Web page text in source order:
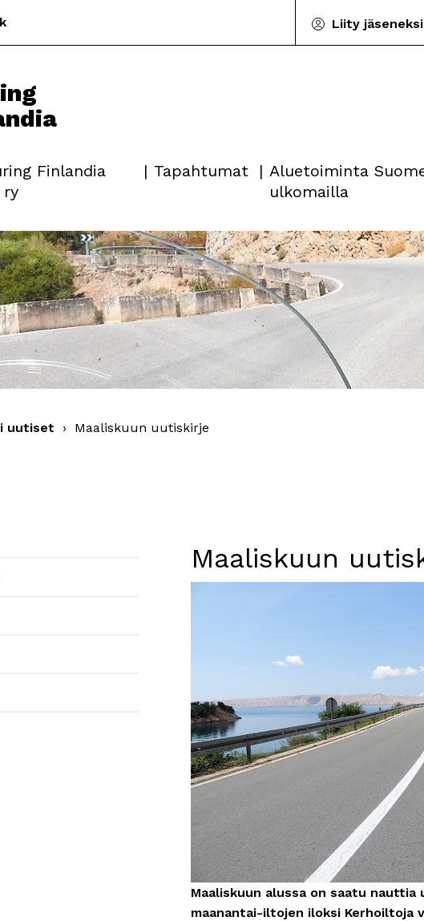
Liity jäseneksi
Finlandia
ry
Tapahtumat
Aluetoiminta
ulkomailla
uutiset › Maaliskuun uutiskirje
Maaliskuun
Maaliskuun alussa on saatu
maanantai-iltojen iloksi Kerhoiltoja